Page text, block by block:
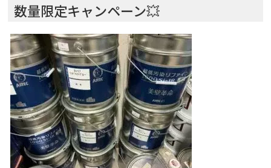
数量限定キャンペーン💥